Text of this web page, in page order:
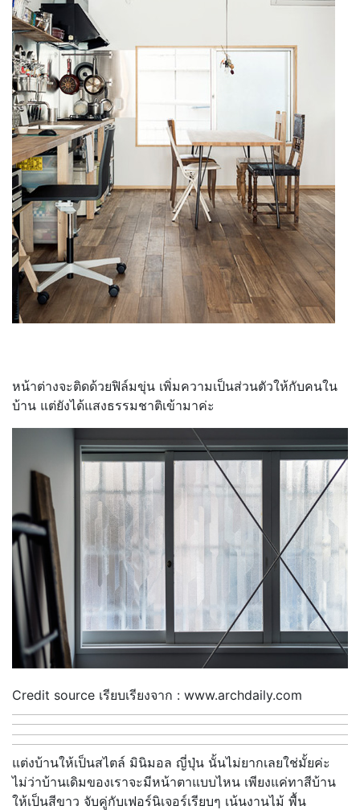
หน้าต่างจะติดด้วยฟิล์มขุ่น เพิ่มความเป็นส่วนตัวให้กับคนใน
บ้าน แต่ยังได้แสงธรรมชาติเข้ามาค่ะ
Credit source เรียบเรียงจาก : www.archdaily.com
แต่งบ้านให้เป็นสไตล์ มินิมอล ญี่ปุ่น นั้นไม่ยากเลยใช่มั้ยค่ะ
ไม่ว่าบ้านเดิมของเราจะมีหน้าตาแบบไหน เพียงแค่ทาสีบ้าน
ให้เป็นสีขาว จับคู่กับเฟอร์นิเจอร์เรียบๆ เน้นงานไม้ พื้น